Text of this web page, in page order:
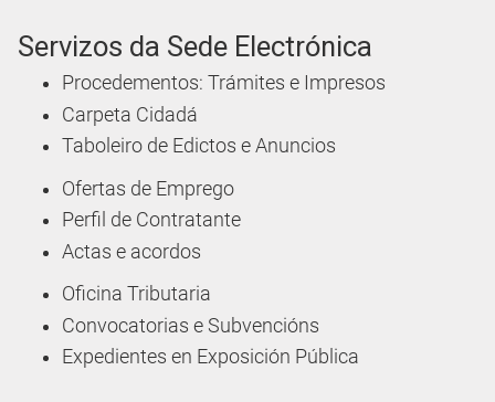
Servizos da Sede Electrónica
Procedementos: Trámites e Impresos
Carpeta Cidadá
Taboleiro de Edictos e Anuncios
Ofertas de Emprego
Perfil de Contratante
Actas e acordos
Oficina Tributaria
Convocatorias e Subvencións
Expedientes en Exposición Pública